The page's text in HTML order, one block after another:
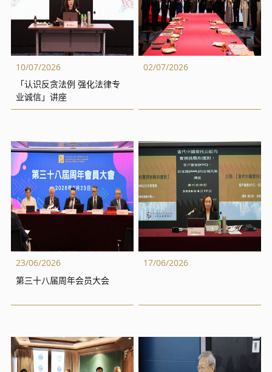
10/07/2026
「认识反贪法例 强化法律专
业诚信」讲座
02/07/2026
23/06/2026
第三十八届周年会员大会
17/06/2026